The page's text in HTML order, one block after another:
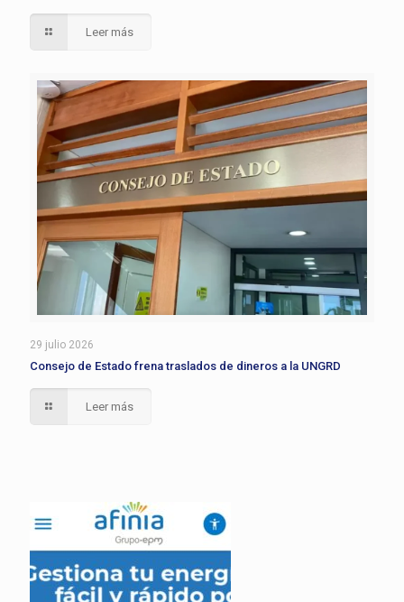
Leer más
29 julio 2026
Consejo de Estado frena traslados de dineros a la UNGRD
Leer más